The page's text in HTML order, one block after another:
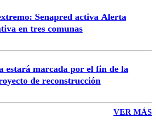
Senapred activa Alerta
en tres comunas
estará marcada por el fin de la
de reconstrucción
VER MÁS